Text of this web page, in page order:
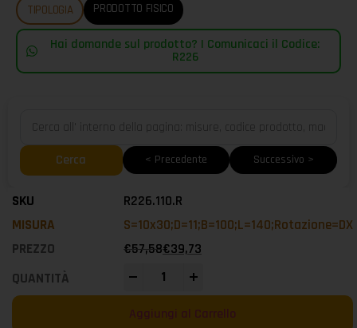
TIPOLOGIA
PRODOTTO FISICO
Hai domande sul prodotto? | Comunicaci il Codice:
R226
Cerca < Precedente Successivo >
R226.110.R
S=10x30;D=11;B=100;L=140;Rotazione=DX
€57,58€39,73
Aggiungi al Carrello